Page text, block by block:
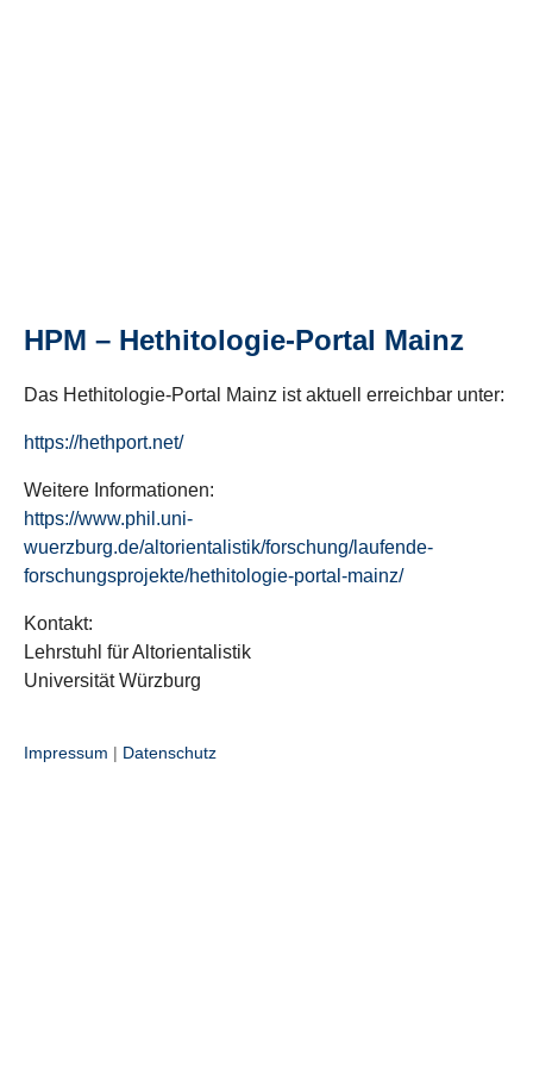
HPM – Hethitologie-Portal Mainz
Das Hethitologie-Portal Mainz ist aktuell erreichbar unter:
https://hethport.net/
Weitere Informationen:
https://www.phil.uni-
wuerzburg.de/altorientalistik/forschung/laufende-
forschungsprojekte/hethitologie-portal-mainz/
Kontakt:
Lehrstuhl für Altorientalistik
Universität Würzburg
Impressum | Datenschutz